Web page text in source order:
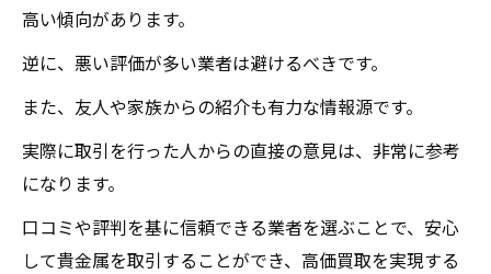
高い傾向があります。
逆に、悪い評価が多い業者は避けるべきです。
また、友人や家族からの紹介も有力な情報源です。
実際に取引を行った人からの直接の意見は、非常に参考
になります。
口コミや評判を基に信頼できる業者を選ぶことで、安心
して貴金属を取引することができ、高価買取を実現する